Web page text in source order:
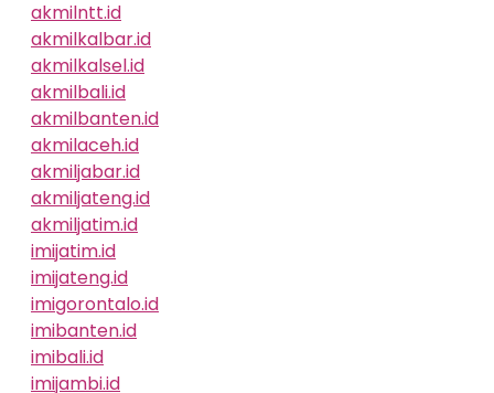
akmilntt.id
akmilkalbar.id
akmilkalsel.id
akmilbali.id
akmilbanten.id
akmilaceh.id
akmiljabar.id
akmiljateng.id
akmiljatim.id
imijatim.id
imijateng.id
imigorontalo.id
imibanten.id
imibali.id
imijambi.id